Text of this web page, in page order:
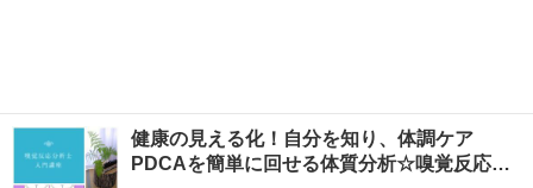
健康の見える化！自分を知り、体調ケア
PDCAを簡単に回せる体質分析☆嗅覚反応